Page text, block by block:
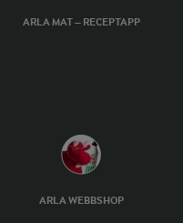
ARLA MAT – RECEPTAPP
ARLA WEBBSHOP